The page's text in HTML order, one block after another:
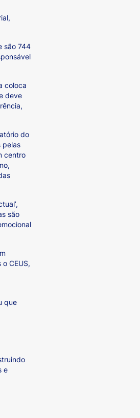
são 744
coloca
deve
do
pelas
centro
são
CEUS,
que
e